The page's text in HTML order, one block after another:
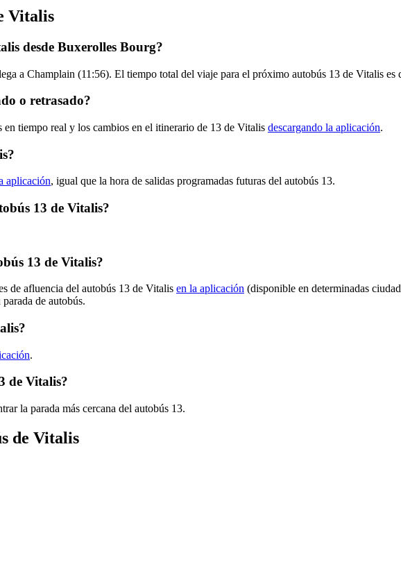
Vitalis
desde Buxerolles Bourg?
a Champlain (11:56). El tiempo total del viaje para el próximo autobús 13 de Vitalis es
o retrasado?
en tiempo real y los cambios en el itinerario de 13 de Vitalis descargando la aplicación.
aplicación, igual que la hora de salidas programadas futuras del autobús 13.
13 de Vitalis?
13 de Vitalis?
de afluencia del autobús 13 de Vitalis en la aplicación (disponible en determinadas
de autobús.
.
de Vitalis?
la parada más cercana del autobús 13.
de Vitalis